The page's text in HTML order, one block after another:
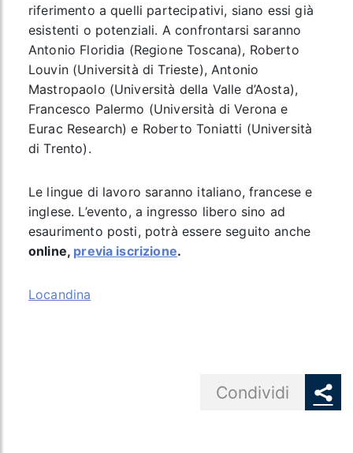
riferimento a quelli partecipativi, siano essi già
esistenti o potenziali. A confrontarsi saranno
Antonio Floridia (Regione Toscana), Roberto
Louvin (Università di Trieste), Antonio
Mastropaolo (Università della Valle d’Aosta),
Francesco Palermo (Università di Verona e
Eurac Research) e Roberto Toniatti (Università
di Trento).
Le lingue di lavoro saranno italiano, francese e
inglese. L’evento, a ingresso libero sino ad
esaurimento posti, potrà essere seguito anche
online, previa iscrizione.
Locandina
Condividi